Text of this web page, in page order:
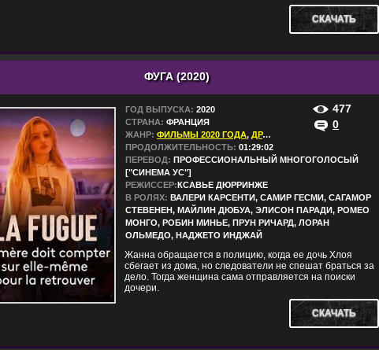
СКАЧАТЬ
ФУГА (2020)
477
0
ГОД ВЫПУСКА: 2020
СТРАНА: ФРАНЦИЯ
ЖАНР: ФИЛЬМЫ 2020 ГОДА, ДРАМЫ
ПРОДОЛЖИТЕЛЬНОСТЬ: 01:29:02
ПЕРЕВОД: ПРОФЕССИОНАЛЬНЫЙ МНОГОГОЛОСЫЙ
["СИНЕМА УС"]
РЕЖИССЕР:КСАВЬЕ ДЮРРИНЖЕ
В РОЛЯХ: ВАЛЕРИ КАРСЕНТИ, САМИР ГЕСМИ, САГАМОР
СТЕВЕНЕН, МАЙЛИН ДЮБУА, ЭЛИСОН ПАРАДИ, РОМЕО
МОНГО, РОБИН МИНЬЕ, ПРУН РИЧАРД, ЛОРАН
ОЛЬМЕДО, НАДЖЕТО ИНДЖАЙ
Жанна обращается в полицию, когда ее дочь Хлоя
сбегает из дома, но следователи не спешат браться за
дело. Тогда женщина сама отправляется на поиски
дочери.
СКАЧАТЬ